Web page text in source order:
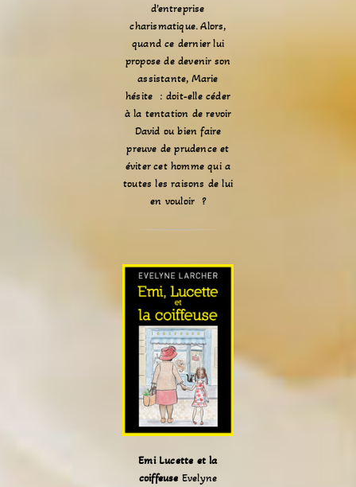
d’entreprise
charismatique. Alors,
quand ce dernier lui
propose de devenir son
assistante, Marie
hésite : doit-elle céder
à la tentation de revoir
David ou bien faire
preuve de prudence et
éviter cet homme qui a
toutes les raisons de lui
en vouloir ?
Emi Lucette et la
coiffeuse Evelyne